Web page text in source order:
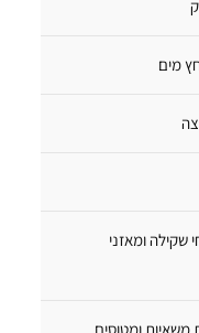
מים
שקילה ומאזני